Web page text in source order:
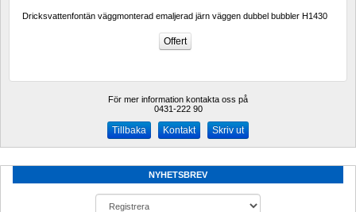
Dricksvattenfontän väggmonterad emaljerad järn väggen dubbel bubbler H1430
För mer information kontakta oss på
0431-222 90
Kontakt Skriv ut
NYHETSBREV